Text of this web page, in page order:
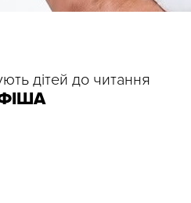
дітей до читання